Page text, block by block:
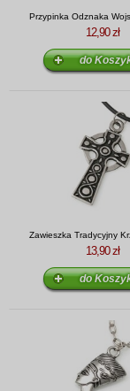
Przypinka Odznaka
12,90 zł
Zawieszka Tradycyjny
13,90 zł